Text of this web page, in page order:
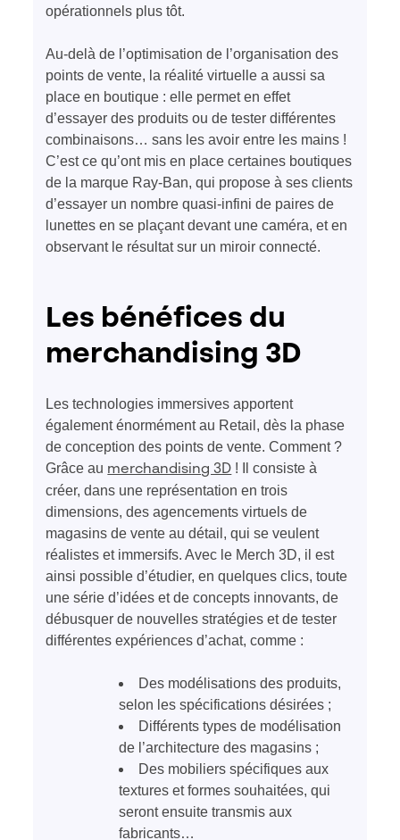
opérationnels plus tôt.
Au-delà de l’optimisation de l’organisation des
points de vente, la réalité virtuelle a aussi sa
place en boutique : elle permet en effet
d’essayer des produits ou de tester différentes
combinaisons… sans les avoir entre les mains !
C’est ce qu’ont mis en place certaines boutiques
de la marque Ray-Ban, qui propose à ses clients
d’essayer un nombre quasi-infini de paires de
lunettes en se plaçant devant une caméra, et en
observant le résultat sur un miroir connecté.
Les bénéfices du
merchandising 3D
Les technologies immersives apportent
également énormément au Retail, dès la phase
de conception des points de vente. Comment ?
Grâce au merchandising 3D ! Il consiste à
créer, dans une représentation en trois
dimensions, des agencements virtuels de
magasins de vente au détail, qui se veulent
réalistes et immersifs. Avec le Merch 3D, il est
ainsi possible d’étudier, en quelques clics, toute
une série d’idées et de concepts innovants, de
débusquer de nouvelles stratégies et de tester
différentes expériences d’achat, comme :
Des modélisations des produits,
selon les spécifications désirées ;
Différents types de modélisation
de l’architecture des magasins ;
Des mobiliers spécifiques aux
textures et formes souhaitées, qui
seront ensuite transmis aux
fabricants…